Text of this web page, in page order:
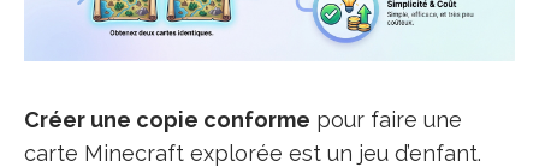
Créer une copie conforme pour faire une
carte Minecraft explorée est un jeu d’enfant.